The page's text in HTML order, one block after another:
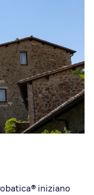
iniziano